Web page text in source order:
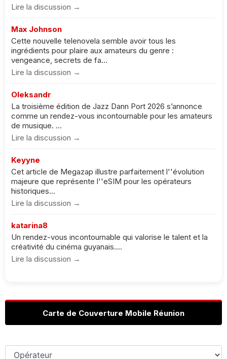
Lire la discussion →
Max Johnson
Cette nouvelle telenovela semble avoir tous les
ingrédients pour plaire aux amateurs du genre :
vengeance, secrets de fa...
Lire la discussion →
Oleksandr
La troisième édition de Jazz Dann Port 2026 s’annonce
comme un rendez-vous incontournable pour les amateurs
de musique. ...
Lire la discussion →
Keyyne
Cet article de Megazap illustre parfaitement l''évolution
majeure que représente l''eSIM pour les opérateurs
historiques...
Lire la discussion →
katarina8
Un rendez-vous incontournable qui valorise le talent et la
créativité du cinéma guyanais....
Lire la discussion →
Carte de Couverture Mobile Réunion